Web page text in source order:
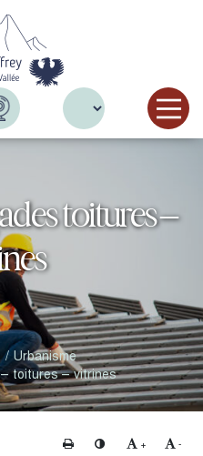
toitures –
Urbanisme
toitures – vitrines
Imprimer Changer le contraste
+ Agrandir le
-